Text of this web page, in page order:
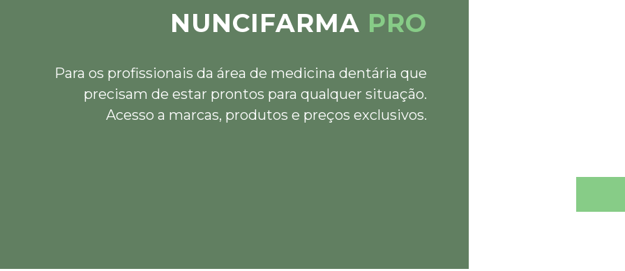
NUNCIFARMA PRO
Para os profissionais da área de medicina dentária que
precisam de estar prontos para qualquer situação.
Acesso a marcas, produtos e preços exclusivos.